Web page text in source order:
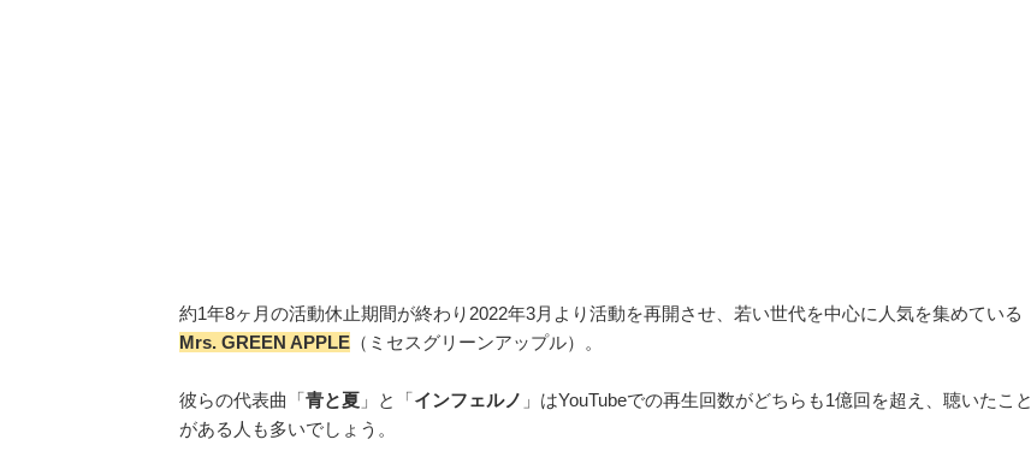
約1年8ヶ月の活動休止期間が終わり2022年3月より活動を再開させ、若い世代を中心に人気を集めている
Mrs. GREEN APPLE （ミセスグリーンアップル）。
彼らの代表曲「青と夏 」と「インフェルノ 」はYouTubeでの再生回数がどちらも1億回を超え、聴いたこと
がある人も多いでしょう。